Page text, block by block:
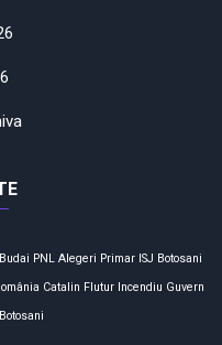
PNL Alegeri Primar ISJ Botosani
Catalin Flutur Incendiu Guvern